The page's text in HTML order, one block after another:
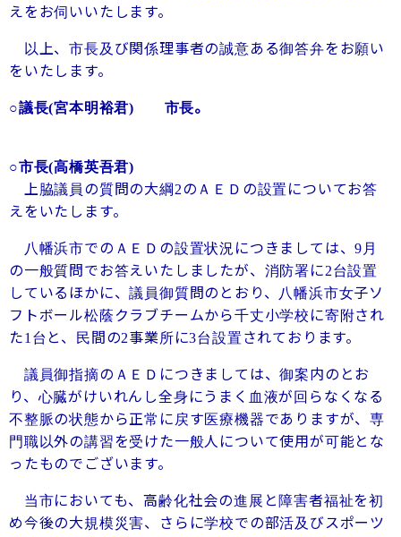
えをお伺いいたします。
以上、市長及び関係理事者の誠意ある御答弁をお願い
をいたします。
○議長(宮本明裕君) 市長。
○市長(高橋英吾君)
上脇議員の質問の大綱2のＡＥＤの設置についてお答
えをいたします。
八幡浜市でのＡＥＤの設置状況につきましては、9月
の一般質問でお答えいたしましたが、消防署に2台設置
しているほかに、議員御質問のとおり、八幡浜市女子ソ
フトボール松蔭クラブチームから千丈小学校に寄附され
た1 台と、民間の2事業所に3台設置されております。
議員御指摘のＡＥＤにつきましては、御案内のとお
り、心臓がけいれんし全身にうまく血液が回らなくなる
不整脈の状態から正常に戻す医療機器でありますが、専
門職以外の講習を受けた一般人について使用が可能とな
ったものでございます。
当市においても、高齢化社会の進展と障害者福祉を初
め今後の大規模災害、さらに学校での部活及びスポーツ